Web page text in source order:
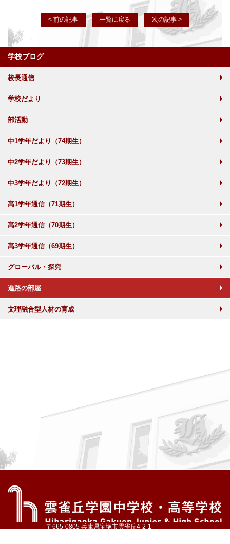
< 前の記事 一覧に戻る 次の記事 >
学校ブログ
校長通信
学校だより
部活動
中1学年だより（74期生）
中2学年だより（73期生）
中3学年だより（72期生）
高1学年通信（71期生）
高2学年通信（70期生）
高3学年通信（69期生）
グローバル・探究
進路の部屋
文理融合型人材の育成
〒665-0805 兵庫県宝塚市雲雀丘4-2-1